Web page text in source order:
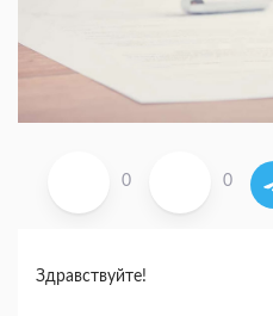
0 0
Здравствуйте!